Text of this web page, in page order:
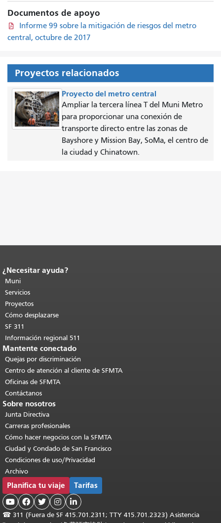
Documentos de apoyo
Informe 99 sobre la mitigación de riesgos del metro
central, octubre de 2017
Proyectos relacionados
Proyecto del metro central
Ampliar la tercera línea T del Muni Metro
para proporcionar una conexión de
transporte directo entre las zonas de
Bayshore y Mission Bay, SoMa, el centro de
la ciudad y Chinatown.
Fin del contenido de la página.
de esta página se repite en todas las
páginas.Volver al principio del
contenido principal
¿Necesitar ayuda?
Muni
Servicios
Proyectos
Cómo desplazarse
SF 311
Información regional 511
Mantente conectado
Quejas por discriminación
Centro de atención al cliente de SFMTA
Oficinas de SFMTA
Contáctanos
Sobre nosotros
Junta Directiva
Carreras profesionales
Cómo hacer negocios con la SFMTA
Ciudad y Condado de San Francisco
Condiciones de uso/Privacidad
Archivo
Planifica tu viaje Tarifas
    
☎ 311 (Fuera de SF 415.701.2311; TTY 415.701.2323) Asistencia